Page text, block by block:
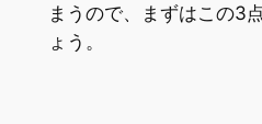
まうので、まずはこの3
ょう。